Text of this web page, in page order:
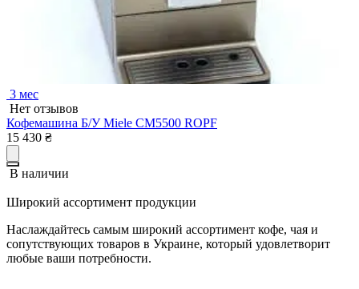
3 мес
Нет отзывов
Кофемашина Б/У Miele CM5500 ROPF
15 430 ₴
В наличии
Широкий ассортимент продукции
Наслаждайтесь самым широкий ассортимент кофе, чая и
сопутствующих товаров в Украине, который удовлетворит
любые ваши потребности.